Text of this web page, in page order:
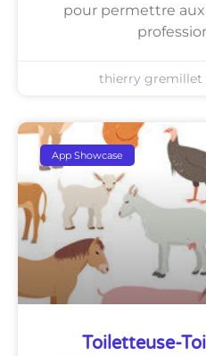
pour permettre
thierry gremillet
App Showcase
Toiletteuse-